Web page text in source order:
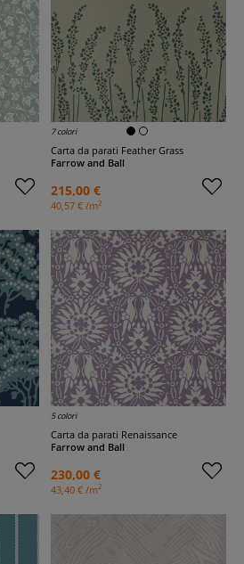
7 colori
Carta da parati Feather Grass
Farrow and Ball
215,00 €
40,57 € /m2
5 colori
Carta da parati Renaissance
Farrow and Ball
230,00 €
43,40 € /m2